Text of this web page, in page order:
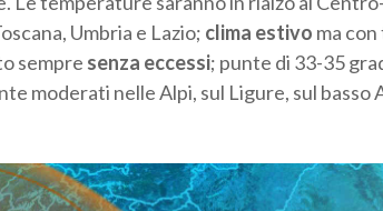
Umbria e Lazio; clima estivo ma
sempre senza eccessi; punte di 33-35
moderati nelle Alpi, sul Ligure, sul basso